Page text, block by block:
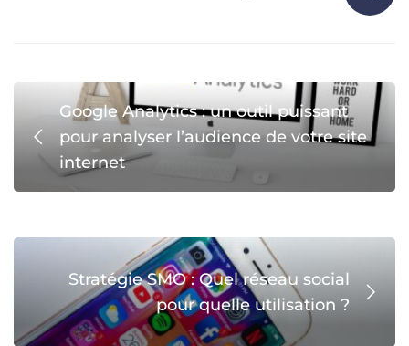
Google Analytics : un outil puissant
pour analyser l’audience de votre site
internet
Stratégie SMO : Quel réseau social
pour quelle utilisation ?